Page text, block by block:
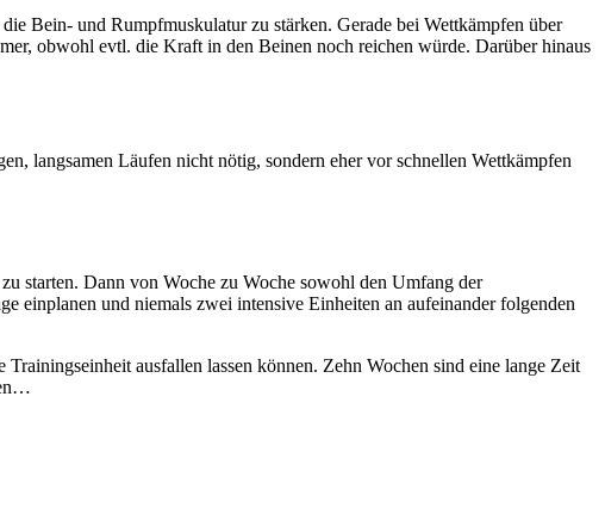
Bein- und Rumpfmuskulatur zu stärken. Gerade bei Wettkämpfen über
obwohl evtl. die Kraft in den Beinen noch reichen würde. Darüber hinaus
langsamen Läufen nicht nötig, sondern eher vor schnellen Wettkämpfen
starten. Dann von Woche zu Woche sowohl den Umfang der
einplanen und niemals zwei intensive Einheiten an aufeinander folgenden
ausfallen lassen können. Zehn Wochen sind eine lange Zeit